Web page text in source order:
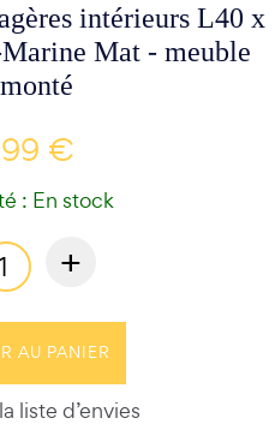
intérieurs L40 x
Mat - meuble
€
: En stock
+
AU PANIER
liste d’envies